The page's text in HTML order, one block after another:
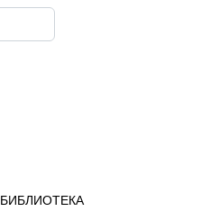
БИБЛИОТЕКА